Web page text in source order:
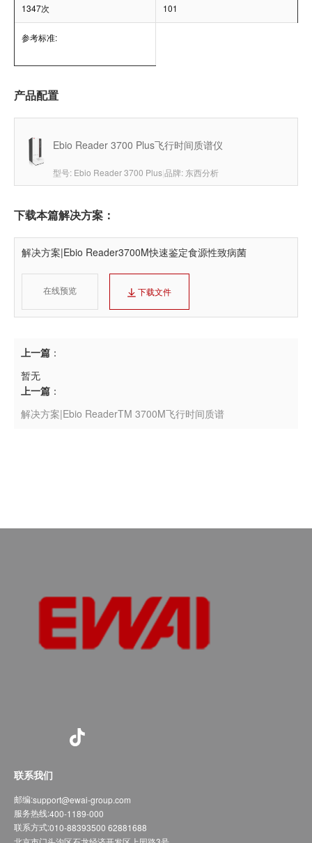
1347次
101
参考标准:
产品配置
Ebio Reader 3700 Plus飞行时间质谱仪
型号: Ebio Reader 3700 Plus|品牌: 东西分析
下载本篇解决方案：
解决方案|Ebio Reader3700M快速鉴定食源性致病菌
在线预览 下载文件
上一篇 ：
暂无
上一篇 ：
解决方案|Ebio ReaderTM 3700M飞行时间质谱
联系我们
邮编:support@ewai-group.com
服务热线:400-1189-000
联系方式:010-88393500 62881688